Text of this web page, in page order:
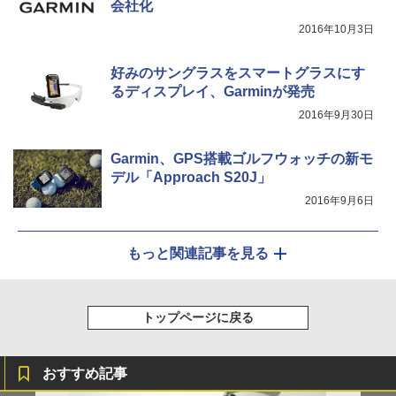
会社化
2016年10月3日
好みのサングラスをスマートグラスにす
るディスプレイ、Garminが発売
2016年9月30日
Garmin、GPS搭載ゴルフウォッチの新モ
デル「Approach S20J」
2016年9月6日
もっと関連記事を見る
トップページに戻る
おすすめ記事